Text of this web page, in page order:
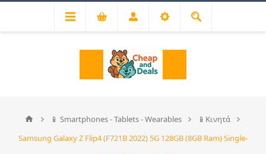
📱 Smartphones - Tablets - Wearables
📱Κινητά
Samsung Galaxy Z Flip4 (F721B 2022) 5G 128GB (8GB Ram) Single-